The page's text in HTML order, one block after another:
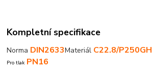
Kompletní specifikace
Norma DIN2633Materiál C22.8/P250GH
Pro tlak PN16